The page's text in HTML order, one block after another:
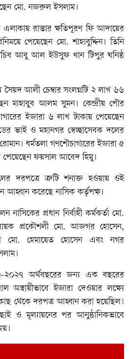
মো. নজরুল ইসলাম।
রাস্তার ক্ষতিপূরণ ফি আদায়ের
পেয়েছেন মো. শাহাবুদ্দিন। তিনি
আবু আল ইউসুফ খান টিপুর ঘনিষ্ঠ
সৈয়দ আলী চেম্বার সংলগ্নটি ২ লাখ ৬৬
মাহাবুব আলম সুমন। কেন্দ্রীয় পৌর
ইজারা ৬ লাখ টাকায় পেয়েছেন
ভাই ও মহানগর স্বেচ্ছাসেবক দলের
ধর্মতলা গণশৌচাগারের ইজারা ৫
ফয়সাল আবেদ হিমু।
দরপত্রে ত্রুটি শনাক্ত হওয়ায় ওই
করেছে নাসিক কর্তৃপক্ষ।
নাসিকের প্রধান নির্বাহী কর্মকর্তা মো.
প্রকৌশলী মো. আজগর হোসেন,
মো. হেমায়েত হোসেন এবং নগর
২০২৭ অর্থবছরের জন্য এক বছরের
অস্থায়ীভাবে ইজারা দেওয়ার লক্ষ্যে
কাছ থেকে দরপত্র আহ্বান করা হয়েছিল।
ও মূল্যায়নের পর আনুষ্ঠানিকভাবে